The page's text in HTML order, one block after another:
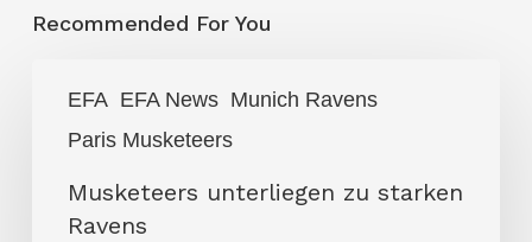
Recommended For You
EFA EFA News Munich Ravens
Paris Musketeers
unterliegen
Ravens
Musketeers unterliegen zu starken
Ravens